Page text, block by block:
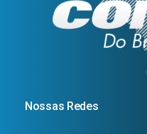
Nossas Redes